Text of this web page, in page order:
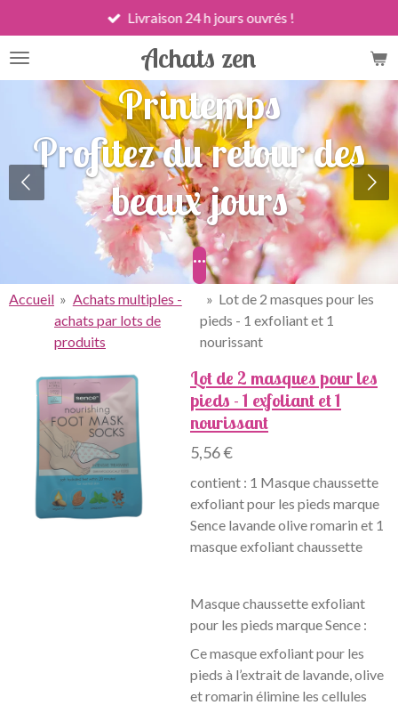
au
contenu
principal
Achats zen
Livraison 24 h jours ouvrés !
Printemps
Profitez du retour des
beaux jours
...
Accueil » Achats multiples -
achats par lots de
produits
» Lot de 2 masques pour les
pieds - 1 exfoliant et 1
nourissant
Lot de 2 masques pour les
pieds - 1 exfoliant et 1
nourissant
5,56 €
contient : 1 Masque chaussette
exfoliant pour les pieds marque
Sence lavande olive romarin et 1
masque exfoliant chaussette
Masque chaussette exfoliant
pour les pieds marque Sence :
Ce masque exfoliant pour les
pieds à l’extrait de lavande, olive
et romarin élimine les cellules